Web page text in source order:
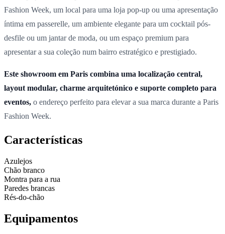
Fashion Week, um local para uma loja pop-up ou uma apresentação
íntima em passerelle, um ambiente elegante para um cocktail pós-
desfile ou um jantar de moda, ou um espaço premium para
apresentar a sua coleção num bairro estratégico e prestigiado.
Este showroom em Paris combina uma localização central,
layout modular, charme arquitetónico e suporte completo para
eventos, o endereço perfeito para elevar a sua marca durante a Paris
Fashion Week.
Características
Azulejos
Chão branco
Montra para a rua
Paredes brancas
Rés-do-chão
Equipamentos